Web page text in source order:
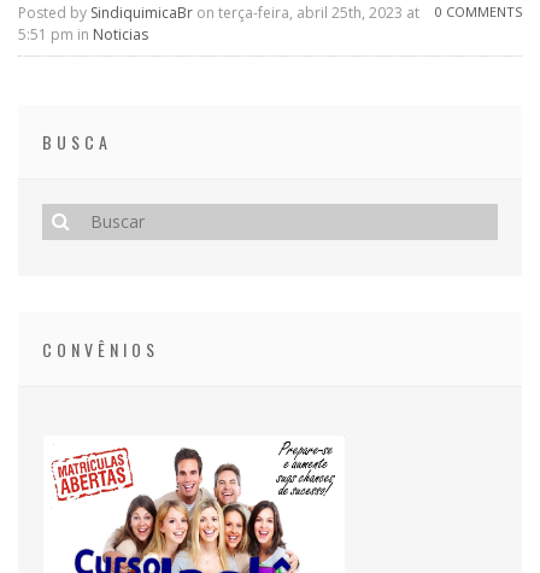
0 COMMENTS
Posted by SindiquimicaBr on terça-feira, abril 25th, 2023 at
5:51 pm in Noticias
BUSCA
CONVÊNIOS